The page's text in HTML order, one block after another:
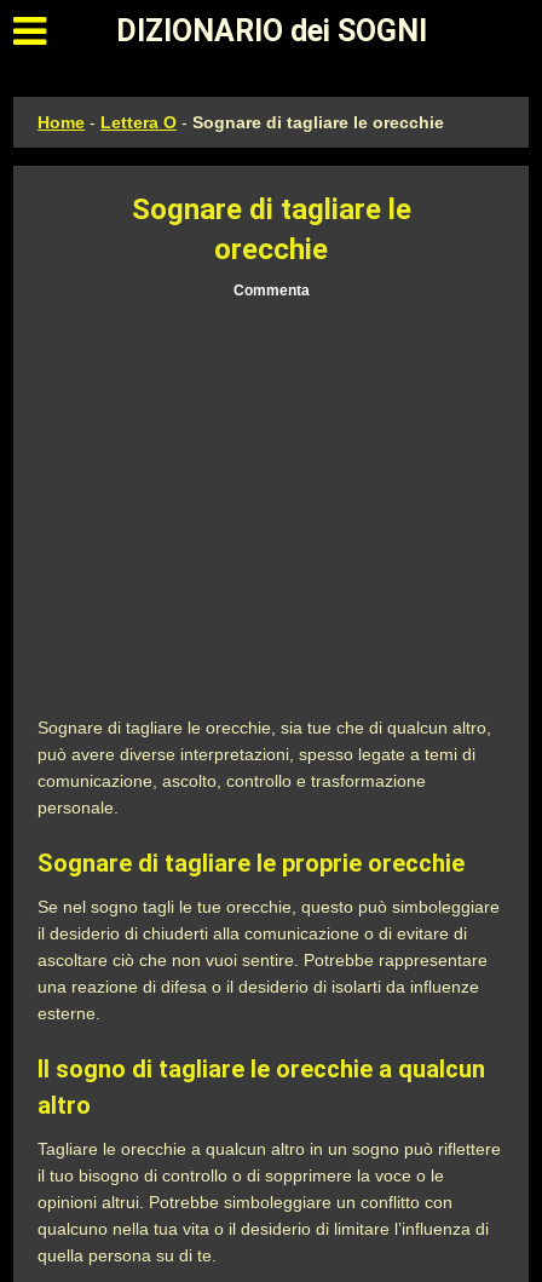
Apri il menu principale
DIZIONARIO dei SOGNI
Home - Lettera O -Sognare di tagliare le orecchie
Sognare di tagliare le
orecchie
Commenta
Sognare di tagliare le orecchie, sia tue che di qualcun altro,
può avere diverse interpretazioni, spesso legate a temi di
comunicazione, ascolto, controllo e trasformazione
personale.
Sognare di tagliare le proprie orecchie
Se nel sogno tagli le tue orecchie, questo può simboleggiare
il desiderio di chiuderti alla comunicazione o di evitare di
ascoltare ciò che non vuoi sentire. Potrebbe rappresentare
una reazione di difesa o il desiderio di isolarti da influenze
esterne.
Il sogno di tagliare le orecchie a qualcun
altro
Tagliare le orecchie a qualcun altro in un sogno può riflettere
il tuo bisogno di controllo o di sopprimere la voce o le
opinioni altrui. Potrebbe simboleggiare un conflitto con
qualcuno nella tua vita o il desiderio di limitare l’influenza di
quella persona su di te.